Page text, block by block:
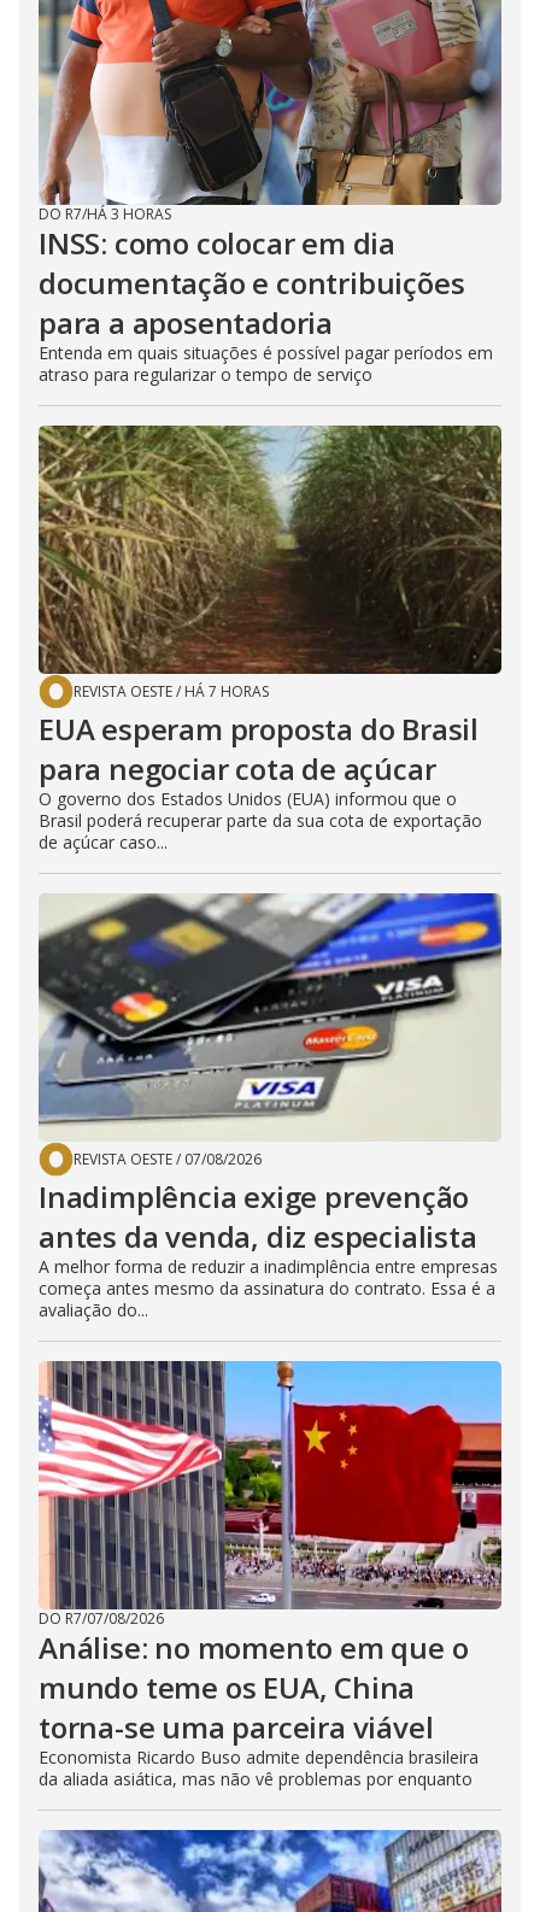
DO R7/HÁ 3 HORAS
INSS: como colocar em dia
documentação e contribuições
para a aposentadoria
Entenda em quais situações é possível pagar períodos em
atraso para regularizar o tempo de serviço
REVISTA OESTE/ HÁ 7 HORAS
EUA esperam proposta do Brasil
para negociar cota de açúcar
O governo dos Estados Unidos (EUA) informou que o
Brasil poderá recuperar parte da sua cota de exportação
de açúcar caso...
REVISTA OESTE/ 07/08/2026
Inadimplência exige prevenção
antes da venda, diz especialista
A melhor forma de reduzir a inadimplência entre empresas
começa antes mesmo da assinatura do contrato. Essa é a
avaliação do...
DO R7/07/08/2026
Análise: no momento em que o
mundo teme os EUA, China
torna-se uma parceira viável
Economista Ricardo Buso admite dependência brasileira
da aliada asiática, mas não vê problemas por enquanto